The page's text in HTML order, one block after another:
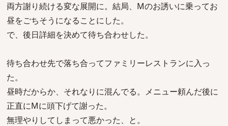
両方謝り続ける変な展開に。結局、Mのお誘いに乗ってお
昼をごちそうになることにした。
で、後日詳細を決めて待ち合わせした。
待ち合わせ先で落ち合ってファミリーレストランに入っ
た。
昼時だからか、それなりに混んでる。メニュー頼んだ後に
正直にMに頭下げて謝った。
無理やりしてしまって悪かった、と。